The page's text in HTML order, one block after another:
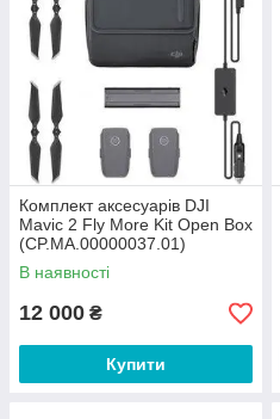
Комплект аксесуарів DJI
Mavic 2 Fly More Kit Open Box
(CP.MA.00000037.01)
В наявності
12 000 ₴
Купити